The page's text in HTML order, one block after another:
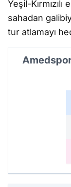
Yeşil-Kırmızılı
sahadan
tur atlamayı